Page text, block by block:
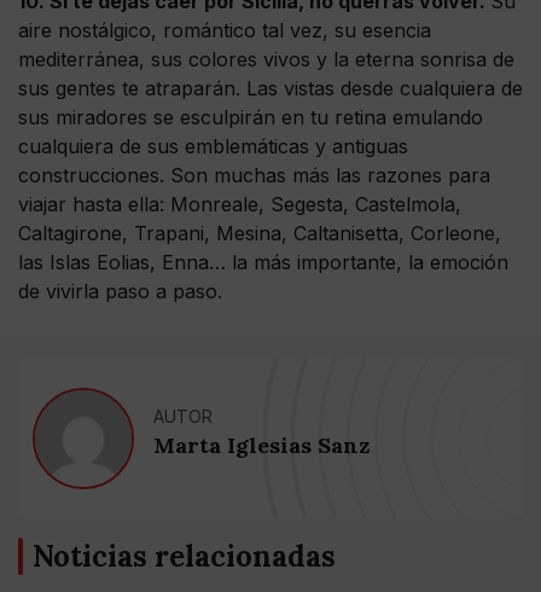
aire nostálgico, romántico tal vez, su esencia
mediterránea, sus colores vivos y la eterna sonrisa de
sus gentes te atraparán. Las vistas desde cualquiera de
sus miradores se esculpirán en tu retina emulando
cualquiera de sus emblemáticas y antiguas
construcciones. Son muchas más las razones para
viajar hasta ella: Monreale, Segesta, Castelmola,
Caltagirone, Trapani, Mesina, Caltanisetta, Corleone,
las Islas Eolias, Enna… la más importante, la emoción
de vivirla paso a paso.
AUTOR
Marta Iglesias Sanz
Noticias relacionadas